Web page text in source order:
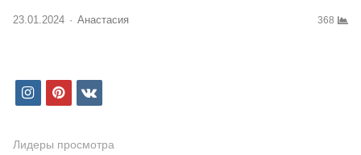
23.01.2024 Author
Анастасия 368
i
s
p
n
v
Лидеры просмотра